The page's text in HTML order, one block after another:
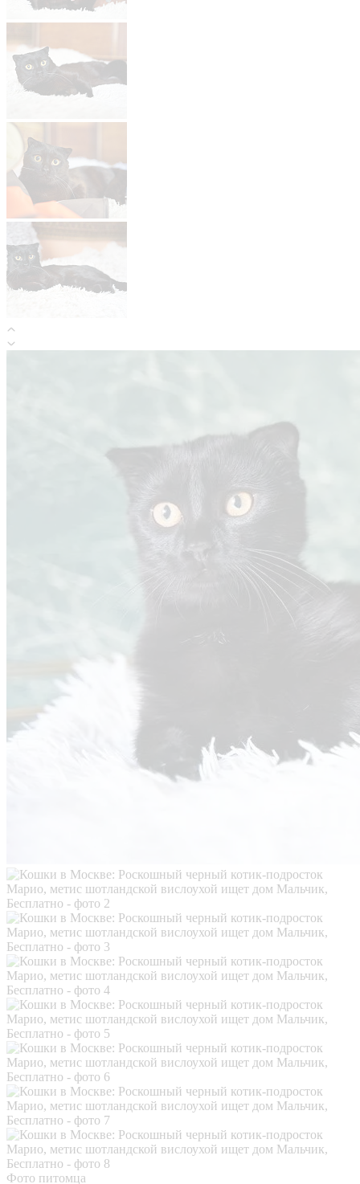
Фото питомца